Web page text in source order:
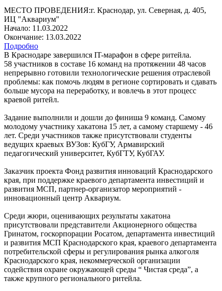
МЕСТО ПРОВЕДЕНИЯ:г. Краснодар, ул. Северная, д. 405,
ИЦ "Аквариум"
Начало: 11.03.2022
Окончание: 13.03.2022
Подробно
В Краснодаре завершился IT-марафон в сфере ритейла.
58 участников в составе 16 команд на протяжении 48 часов
непрерывно готовили технологические решения отраслевой
проблемы: как помочь людям в регионе сортировать и сдавать
больше мусора на переработку, и вовлечь в этот процесс
краевой ритейл.
Задание выполнили и дошли до финиша 9 команд. Самому
молодому участнику хакатона 15 лет, а самому старшему - 46
лет. Среди участников также присутствовали студенты
ведущих краевых ВУЗов: КубГУ, Армавирский
педагогический университет, КубГТУ, КубГАУ.
Заказчик проекта Фонд развития инноваций Краснодарского
края, при поддержке краевого департамента инвестиций и
развития МСП, партнер-организатор мероприятий -
инновационный центр Аквариум.
Среди жюри, оценивающих результаты хакатона
присутствовали представители Акционерного общества
Гринатом, госкорпорации Росатом, департамента инвестиций
и развития МСП Краснодарского края, краевого департамента
потребительской сферы и регулирования рынка алкоголя
Краснодарского края, некоммерческой организации
содействия охране окружающей среды “ Чистая среда”, а
также крупного регионального ритейла.